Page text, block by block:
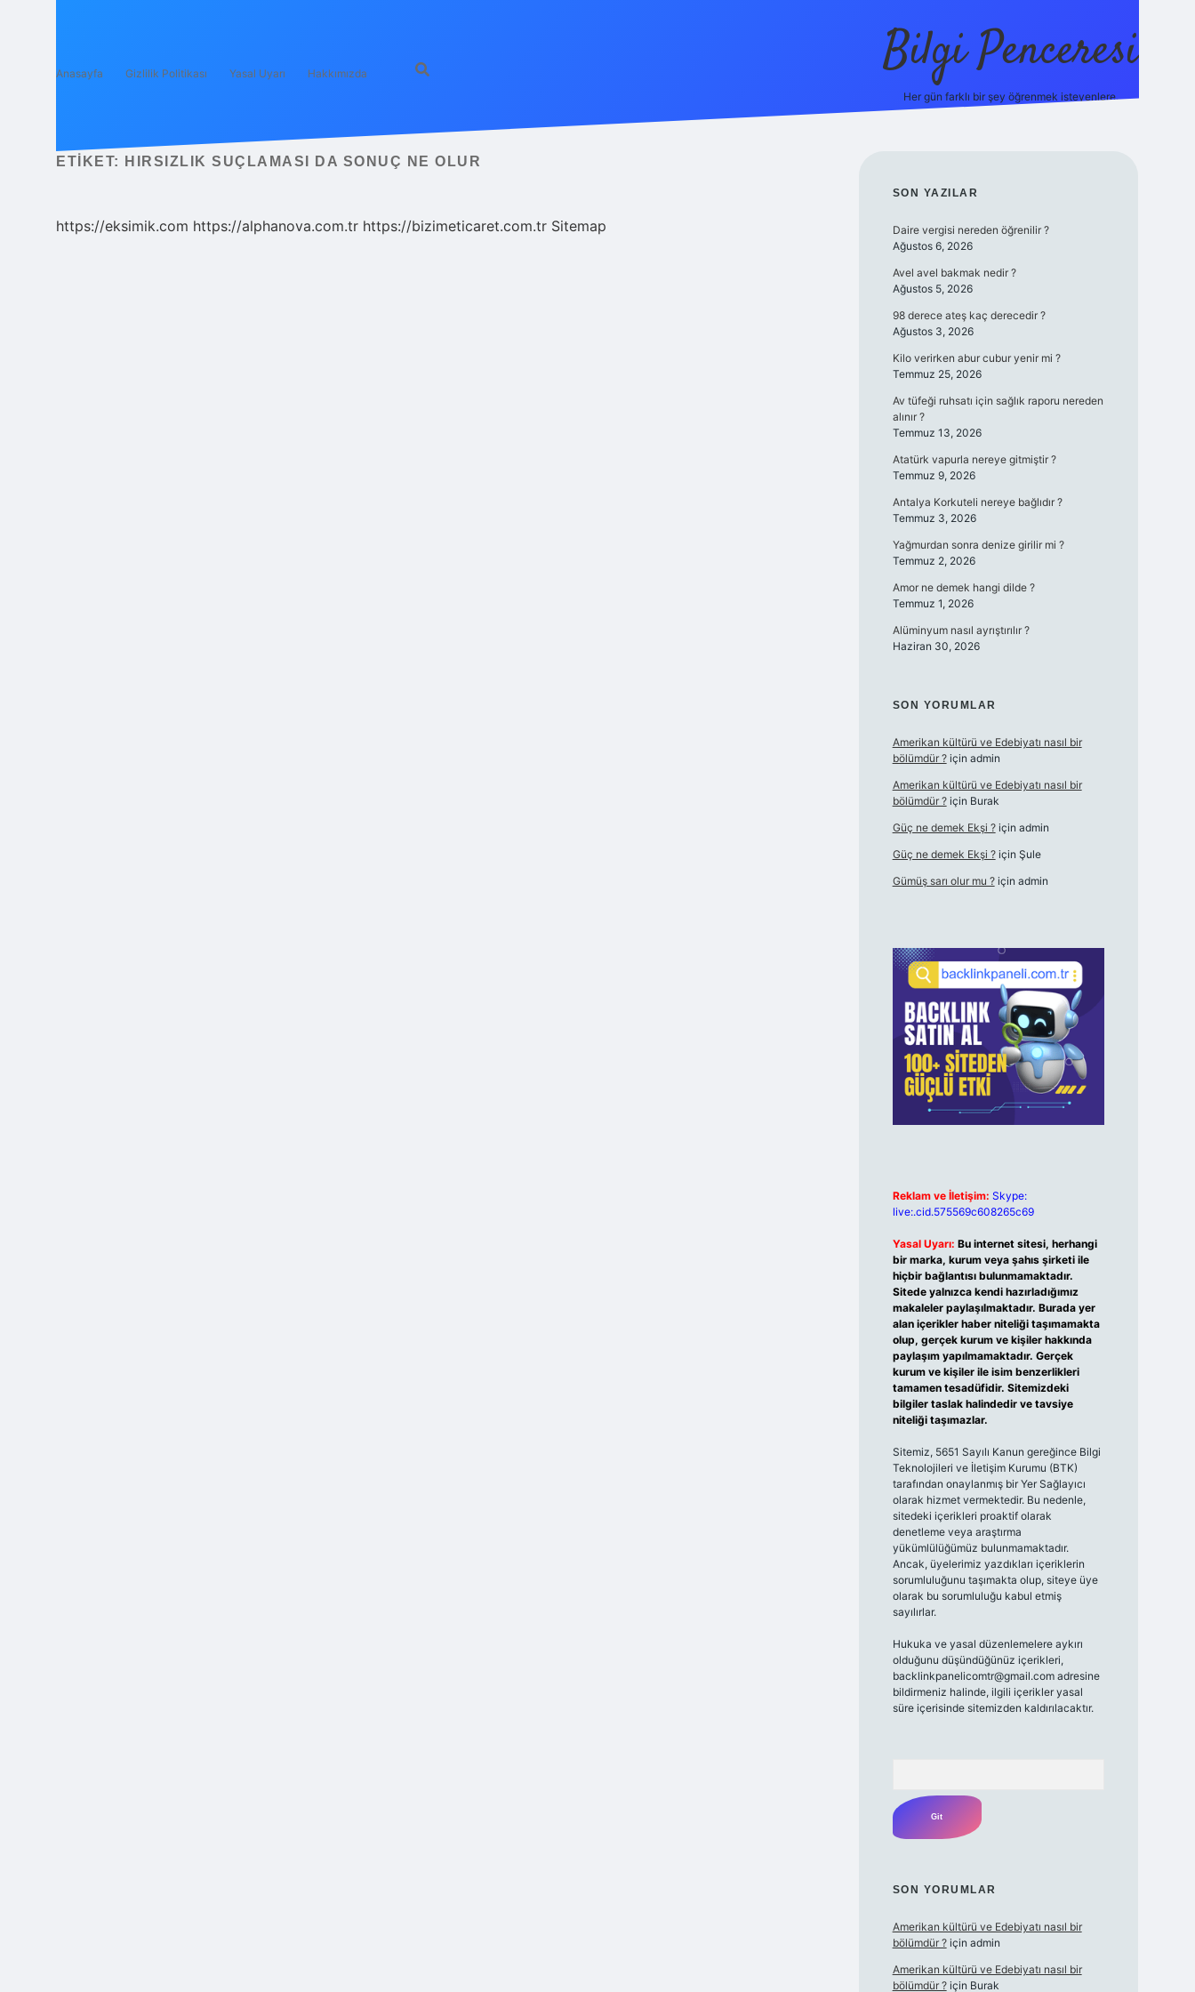
Anasayfa Gizlilik Politikası Yasal Uyarı Hakkımızda Bilgi Penceresi
Her gün farklı bir şey öğrenmek isteyenlere.
ETIKET: HIRSIZLIK SUÇLAMASI DA SONUÇ NE OLUR
https://eksimik.com https://alphanova.com.tr https://bizimeticaret.com.tr Sitemap
SIDEBAR
SON YAZILAR
Daire vergisi nereden öğrenilir ?
Ağustos 6, 2026
Avel avel bakmak nedir ?
Ağustos 5, 2026
98 derece ateş kaç derecedir ?
Ağustos 3, 2026
Kilo verirken abur cubur yenir mi ?
Temmuz 25, 2026
Av tüfeği ruhsatı için sağlık raporu nereden
alınır ?
Temmuz 13, 2026
Atatürk vapurla nereye gitmiştir ?
Temmuz 9, 2026
Antalya Korkuteli nereye bağlıdır ?
Temmuz 3, 2026
Yağmurdan sonra denize girilir mi ?
Temmuz 2, 2026
Amor ne demek hangi dilde ?
Temmuz 1, 2026
Alüminyum nasıl ayrıştırılır ?
Haziran 30, 2026
SON YORUMLAR
Amerikan kültürü ve Edebiyatı nasıl bir
bölümdür ?için admin
Amerikan kültürü ve Edebiyatı nasıl bir
bölümdür ?için Burak
Güç ne demek Ekşi ?için admin
Güç ne demek Ekşi ?için Şule
Gümüş sarı olur mu ?için admin
Reklam ve İletişim: Skype:
live:.cid.575569c608265c69
Yasal Uyarı: Bu internet sitesi, herhangi
bir marka, kurum veya şahıs şirketi ile
hiçbir bağlantısı bulunmamaktadır.
Sitede yalnızca kendi hazırladığımız
makaleler paylaşılmaktadır. Burada yer
alan içerikler haber niteliği taşımamakta
olup, gerçek kurum ve kişiler hakkında
paylaşım yapılmamaktadır. Gerçek
kurum ve kişiler ile isim benzerlikleri
tamamen tesadüfidir. Sitemizdeki
bilgiler taslak halindedir ve tavsiye
niteliği taşımazlar.
Sitemiz, 5651 Sayılı Kanun gereğince Bilgi
Teknolojileri ve İletişim Kurumu (BTK)
tarafından onaylanmış bir Yer Sağlayıcı
olarak hizmet vermektedir. Bu nedenle,
sitedeki içerikleri proaktif olarak
denetleme veya araştırma
yükümlülüğümüz bulunmamaktadır.
Ancak, üyelerimiz yazdıkları içeriklerin
sorumluluğunu taşımakta olup, siteye üye
olarak bu sorumluluğu kabul etmiş
sayılırlar.
Hukuka ve yasal düzenlemelere aykırı
olduğunu düşündüğünüz içerikleri,
backlinkpanelicomtr@gmail.comadresine
bildirmeniz halinde, ilgili içerikler yasal
süre içerisinde sitemizden kaldırılacaktır.
SON YORUMLAR
Amerikan kültürü ve Edebiyatı nasıl bir
bölümdür ?için admin
Amerikan kültürü ve Edebiyatı nasıl bir
bölümdür ?için Burak